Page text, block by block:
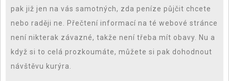
pak již jen na vás samotných, zda peníze půjčit chcete
nebo raději ne. Přečtení informací na té webové stránce
není nikterak závazné, takže není třeba mít obavy. Nu a
když si to celá prozkoumáte, můžete si pak dohodnout
návštěvu kurýra.